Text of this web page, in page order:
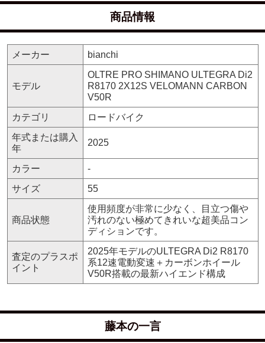
商品情報
メーカー bianchi
モデル
OLTRE PRO SHIMANO ULTEGRA Di2
R8170 2X12S VELOMANN CARBON
V50R
カテゴリ
ロードバイク
年式または購入
年
2025
カラー
-
サイズ
55
商品状態
使用頻度が非常に少なく、目立つ傷や
汚れのない極めてきれいな超美品コン
ディションです。
査定のプラスポ
イント
2025年モデルのULTEGRA Di2 R8170
系12速電動変速＋カーボンホイール
V50R搭載の最新ハイエンド構成
藤本の一言